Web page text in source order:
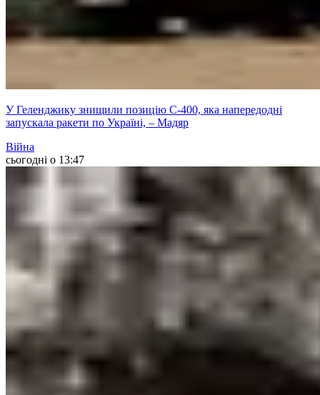
У Геленджику знищили позицію С-400, яка напередодні
запускала ракети по Україні, – Мадяр
Війна
сьогодні о 13:47